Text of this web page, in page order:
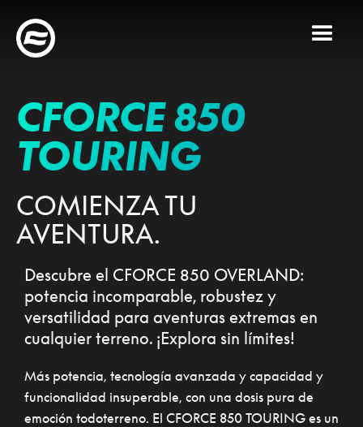
CFORCE 850
TOURING
COMIENZA TU
AVENTURA.
Descubre el CFORCE 850 OVERLAND:
potencia incomparable, robustez y
versatilidad para aventuras extremas en
cualquier terreno. ¡Explora sin límites!
Más potencia, tecnología avanzada y capacidad y
funcionalidad insuperable, con una dosis pura de
emoción todoterreno. El CFORCE 850 TOURING es un